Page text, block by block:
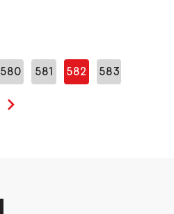
580 581 582 583
Seuraava sivu